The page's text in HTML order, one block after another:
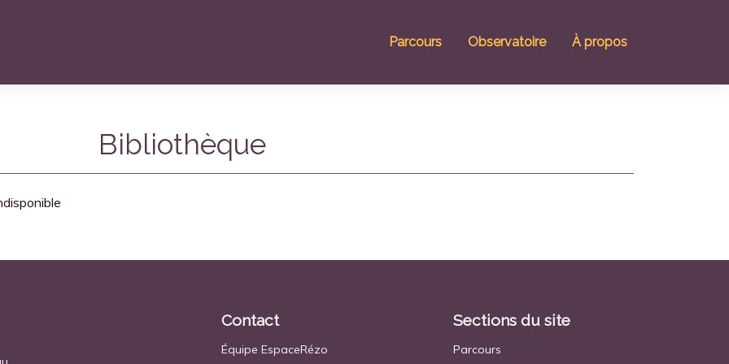
Parcours Observatoire À propos
Bibliothèque
Contact
Équipe EspaceRézo
Sections du site
Parcours